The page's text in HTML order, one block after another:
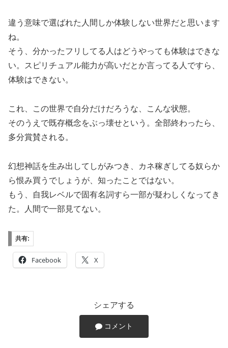
違う意味で選ばれた人間しか体験しない世界だと思います
ね。
そう、分かったフリしてる人はどうやっても体験はできな
い。スピリチュアル能力が高いだとか言ってる人ですら、
体験はできない。
これ、この世界で自分だけだろうな、こんな状態。
そのうえで既存概念をぶっ壊せという。全部終わったら、
多分賞賛される。
幻想神話を生み出してしがみつき、カネ稼ぎしてる奴らか
ら恨み買うでしょうが、知ったことではない。
もう、自我レベルで固有名詞すら一部が疑わしくなってき
た。人間で一部見てない。
共有:
Facebook X
シェアする
コメント